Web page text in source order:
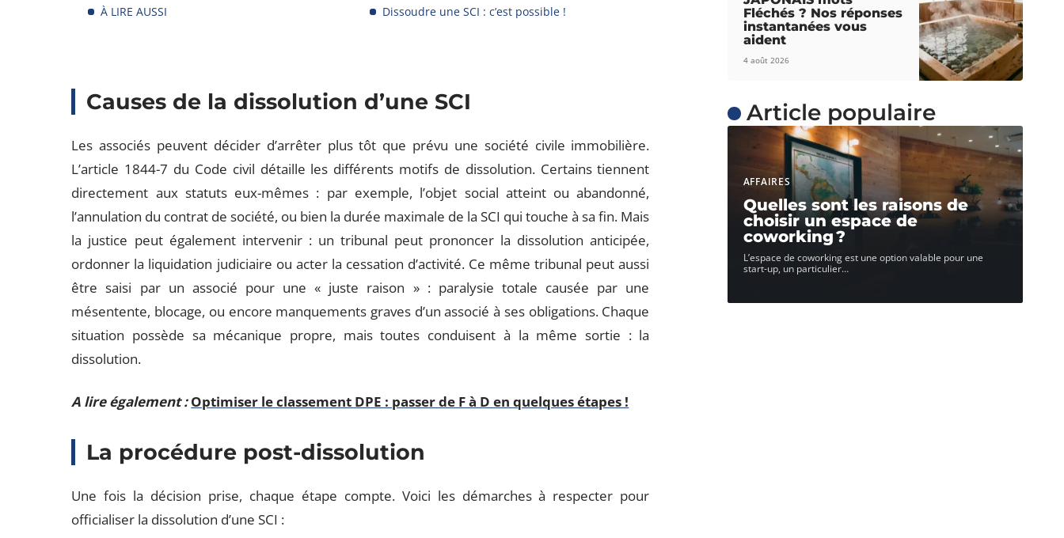
À LIRE AUSSI
Dissoudre une SCI : c’est possible !
Causes de la dissolution d’une SCI
Les associés peuvent décider d’arrêter plus tôt que prévu une société civile immobilière.
L’article 1844-7 du Code civil détaille les différents motifs de dissolution. Certains tiennent
directement aux statuts eux-mêmes : par exemple, l’objet social atteint ou abandonné,
l’annulation du contrat de société, ou bien la durée maximale de la SCI qui touche à sa fin. Mais
la justice peut également intervenir : un tribunal peut prononcer la dissolution anticipée,
ordonner la liquidation judiciaire ou acter la cessation d’activité. Ce même tribunal peut aussi
être saisi par un associé pour une « juste raison » : paralysie totale causée par une
mésentente, blocage, ou encore manquements graves d’un associé à ses obligations. Chaque
situation possède sa mécanique propre, mais toutes conduisent à la même sortie : la
dissolution.
A lire également : Optimiser le classement DPE : passer de F à D en quelques étapes !
La procédure post-dissolution
Une fois la décision prise, chaque étape compte. Voici les démarches à respecter pour
officialiser la dissolution d’une SCI :
Fléchés ? Nos réponses
instantanées vous
aident
4 août 2026
Article populaire
AFFAIRES
Quelles sont les raisons de
choisir un espace de
coworking ?
L’espace de coworking est une option valable pour une
start-up, un particulier…